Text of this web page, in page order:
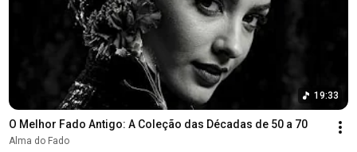
19:33
O Melhor Fado Antigo: A Coleção das Décadas de 50 a 70
Alma do Fado